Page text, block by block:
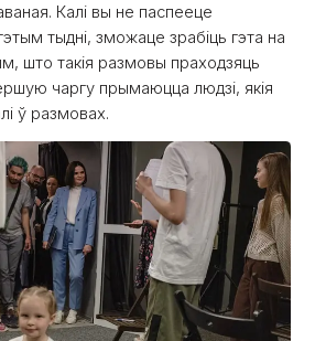
Калі вы не паспееце
тыдні, зможаце зрабіць гэта на
што такія размовы праходзяць
чаргу прымаюцца людзі, якія
ў размовах.